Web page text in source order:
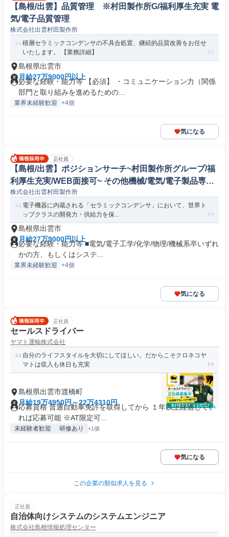
【島根/出雲】品質管理 ※村田製作所G/福利厚生充実 電
気/電子品質管理
株式会社出雲村田製作所
積層セラミックコンデンサの不具合処置、継続的品質改善をお任せ
いたします。 【業務詳細】
島根県出雲市
月給27万9000円以上
必要な経験・能力等 【必須】 ・コミュニケーション力（関係
部門と取り組みを進めるための...
業界未経験歓迎 +4個
気になる
正社員
【島根/出雲】ポジションサーチ~村田製作所グループ/福
利厚生充実/WEB面接可~ その他機械/電気/電子製品専門
職
株式会社出雲村田製作所
電子機器に内蔵される「セラミックコンデンサ」において、世界ト
ップクラスの開発力・供給力を保...
島根県出雲市
月給27万9000円以上
必要な経験・能力等 ■電気/電子工学/化学/物理/機械系卒いずれ
かの方、もしくはシステ...
業界未経験歓迎 +4個
気になる
正社員
セールスドライバー
ヤマト運輸株式会社
自分のライフスタイルを大切にしてほしい。だからこそクロネコヤ
マトは収入も休日も充実
島根県出雲市渡橋町
月給19万4950円～22万4310円
応募資格 普通自動車免許を取得してから １年以上経過してい
れば応募可能 ※AT限定可...
未経験者歓迎 研修あり +1個
気になる
この企業の類似求人を見る
正社員
自治体向けシステムのシステムエンジニア
株式会社島根情報処理センター